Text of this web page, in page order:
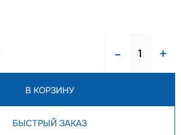
- +
В КОРЗИНУ
БЫСТРЫЙ ЗАКАЗ